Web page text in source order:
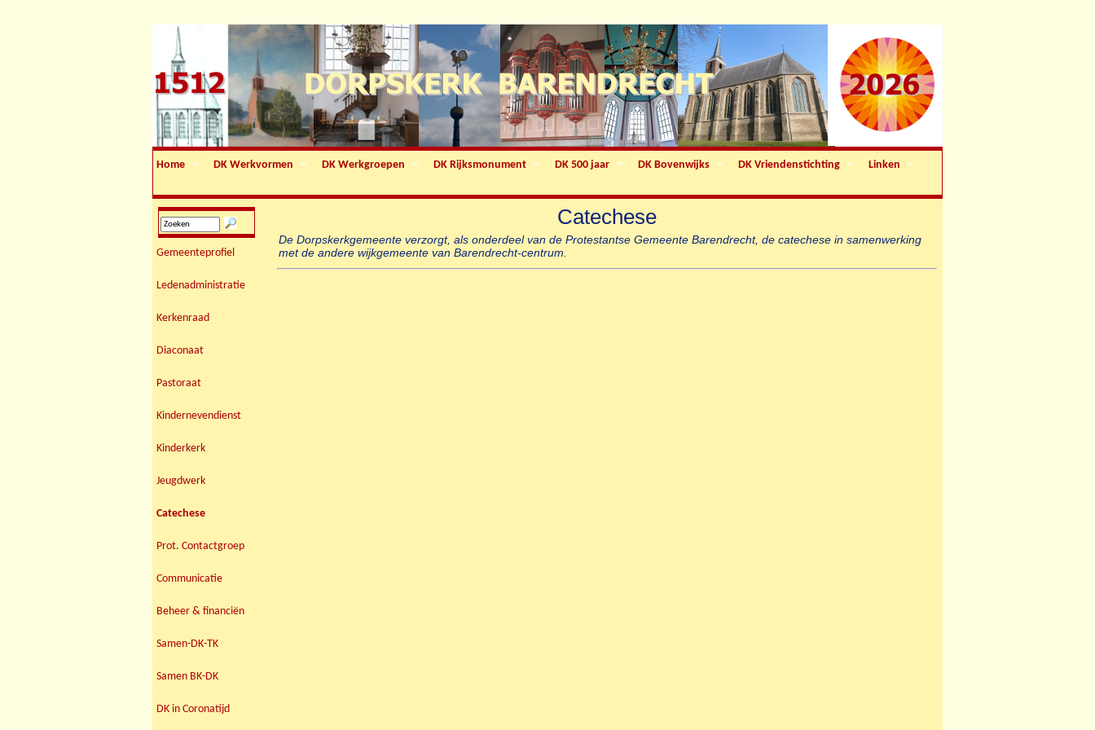
Home DK Werkvormen DK Werkgroepen DK Rijksmonument DK 500 jaar DK Bovenwijks DK Vriendenstichting Linken
Gemeenteprofiel
Ledenadministratie
Kerkenraad
Diaconaat
Pastoraat
Kindernevendienst
Kinderkerk
Jeugdwerk
Catechese
Prot. Contactgroep
Communicatie
Beheer & financiën
Samen-DK-TK
Samen BK-DK
DK in Coronatijd
Catechese
De Dorpskerkgemeente verzorgt, als onderdeel van de Protestantse Gemeente Barendrecht, de catechese in samenwerking
met de andere wijkgemeente van Barendrecht-centrum.